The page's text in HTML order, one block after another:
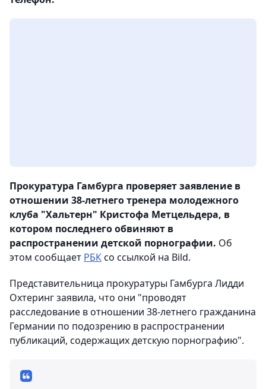
Прокуратура Гамбурга проверяет заявление в
отношении 38-летнего тренера молодежного
клуба "Хальтерн" Кристофа Метцельдера, в
котором последнего обвиняют в
распространении детской порнографии. Об
этом сообщает РБКсо ссылкой на Bild.
Представительница прокуратуры Гамбурга Лидди
Охтеринг заявила, что они "проводят
расследование в отношении 38-летнего гражданина
Германии по подозрению в распространении
публикаций, содержащих детскую порнографию".